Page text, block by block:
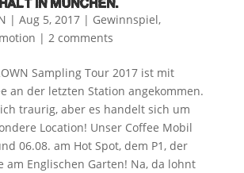
IN MÜNCHEN.
| Aug 5, 2017| Gewinnspiel,
| 2 comments
Sampling Tour 2017 ist mit
an der letzten Station angekommen.
traurig, aber es handelt sich um
Location! Unser Coffee Mobil
06.08. am Hot Spot, dem P1, der
am Englischen Garten! Na, da lohnt